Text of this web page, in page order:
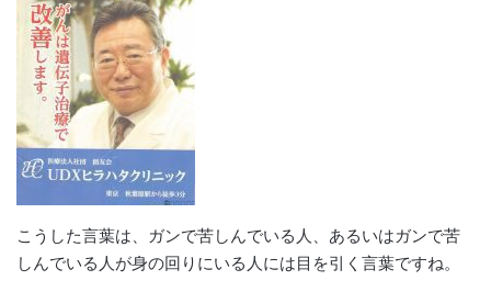
こうした言葉は、ガンで苦しんでいる人、あるいはガンで苦
しんでいる人が身の回りにいる人には目を引く言葉ですね。